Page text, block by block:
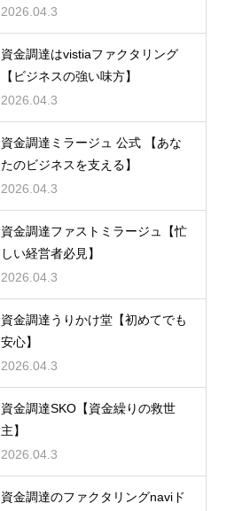
2026.04.3
資金調達はvistiaファクタリング
【ビジネスの強い味方】
2026.04.3
資金調達ミラージュ 公式 【あな
たのビジネスを支える】
2026.04.3
資金調達ファストミラージュ【忙
しい経営者必見】
2026.04.3
資金調達うりかけ堂【初めてでも
安心】
2026.04.3
資金調達SKO【資金繰りの救世
主】
2026.04.3
資金調達のファクタリングnaviド